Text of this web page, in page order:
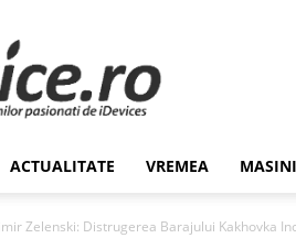
Stiri
de
Ultima
Ora
Romania,
Economie,
ACTUALITATE VREMEA MASINI
Zelenski: Distrugerea Barajului Kakhovka